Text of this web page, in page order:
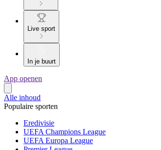
Live sport
In je buurt
App openen
Alle inhoud
Populaire sporten
Eredivisie
UEFA Champions League
UEFA Europa League